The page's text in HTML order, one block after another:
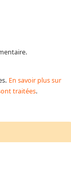
En savoir plus sur
traitées.